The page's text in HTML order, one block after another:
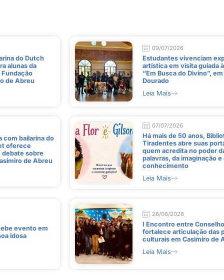
do Dutch
alunas da
Fundação
de Abreu
09/07/2026
Estudantes vivenciam
artística em visita guiada
“Em Busca do Divino”, em
Dourado
Leia Mais
com bailarina do
oferece
sobre
de Abreu
07/07/2026
Há mais de 50 anos,
Tiradentes abre suas
quem acredita no poder
palavras, da imaginação e
conhecimento
Leia Mais
evento em
idosa
26/06/2026
I Encontro entre
fortalece articulação das
culturais em Casimiro de
Leia Mais